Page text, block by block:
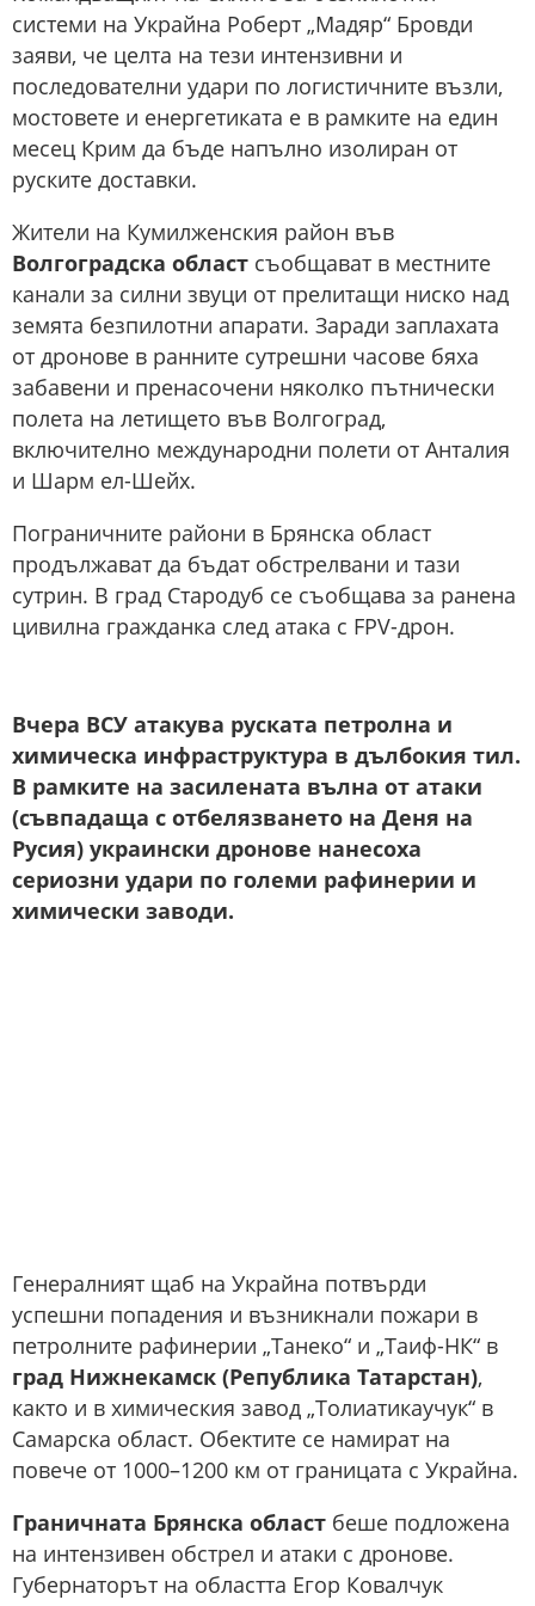
системи на Украйна Роберт „Мадяр“ Бровди
заяви, че целта на тези интензивни и
последователни удари по логистичните възли,
мостовете и енергетиката е в рамките на един
месец Крим да бъде напълно изолиран от
руските доставки.
Жители на Кумилженския район във
Волгоградска област съобщават в местните
канали за силни звуци от прелитащи ниско над
земята безпилотни апарати. Заради заплахата
от дронове в ранните сутрешни часове бяха
забавени и пренасочени няколко пътнически
полета на летището във Волгоград,
включително международни полети от Анталия
и Шарм ел-Шейх.
Пограничните райони в Брянска област
продължават да бъдат обстрелвани и тази
сутрин. В град Стародуб се съобщава за ранена
цивилна гражданка след атака с FPV-дрон.
Вчера ВСУ атакува руската петролна и
химическа инфраструктура в дълбокия тил.
В рамките на засилената вълна от атаки
(съвпадаща с отбелязването на Деня на
Русия) украински дронове нанесоха
сериозни удари по големи рафинерии и
химически заводи.
Генералният щаб на Украйна потвърди
успешни попадения и възникнали пожари в
петролните рафинерии „Танеко“ и „Таиф-НК“ в
град Нижнекамск (Република Татарстан),
както и в химическия завод „Толиатикаучук“ в
Самарска област. Обектите се намират на
повече от 1000–1200 км от границата с Украйна.
Граничната Брянска област беше подложена
на интензивен обстрел и атаки с дронове.
Губернаторът на областта Егор Ковалчук